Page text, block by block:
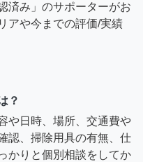
済み」のサポーターがお
アや今までの評価/実績
？
や日時、場所、交通費や
認、掃除用具の有無、仕
かりと個別相談をしてか